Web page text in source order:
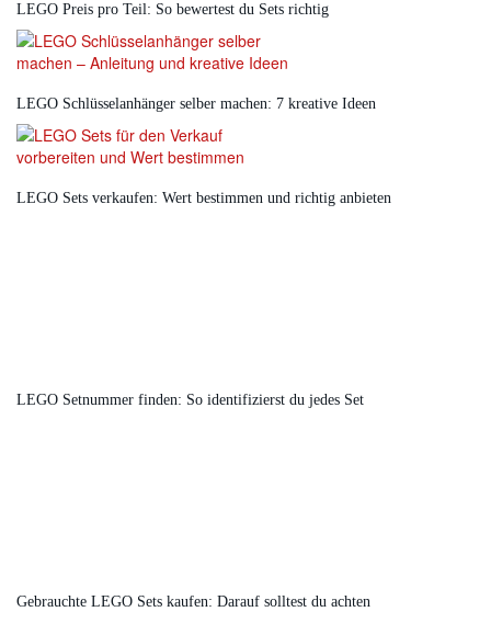
LEGO Preis pro Teil: So bewertest du Sets richtig
LEGO Schlüsselanhänger selber machen: 7 kreative Ideen
LEGO Sets verkaufen: Wert bestimmen und richtig anbieten
LEGO Setnummer finden: So identifizierst du jedes Set
Gebrauchte LEGO Sets kaufen: Darauf solltest du achten